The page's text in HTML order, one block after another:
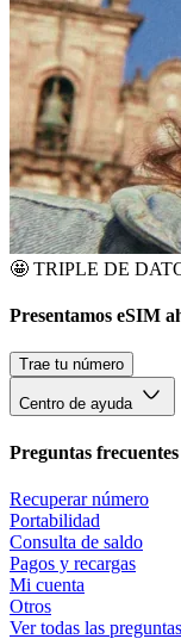
🤩 TRIPLE DE
Presentamos eSIM
Trae tu número
Centro de ayuda
Preguntas frecuentes
Recuperar número
Portabilidad
Consulta de saldo
Pagos y recargas
Mi cuenta
Otros
Ver todas las preguntas